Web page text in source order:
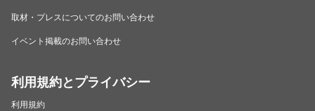
取材・プレスについてのお問い合わせ
イベント掲載のお問い合わせ
利用規約とプライバシー
利用規約